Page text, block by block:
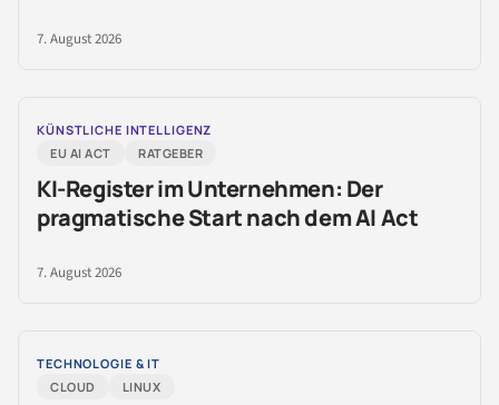
7. August 2026
KÜNSTLICHE INTELLIGENZ
EU AI ACT
RATGEBER
KI-Register im Unternehmen: Der
pragmatische Start nach dem AI Act
7. August 2026
TECHNOLOGIE & IT
CLOUD
LINUX